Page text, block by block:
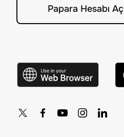
Papara Hesabı Aç